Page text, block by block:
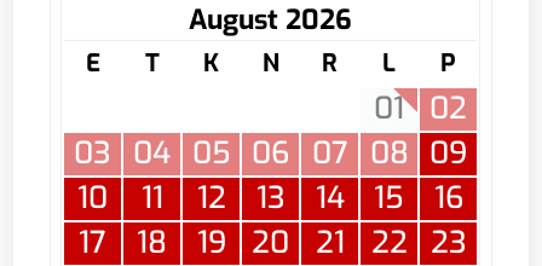
August 2026
E T K N R L P
01
02
03
04 05 06 07 08
09
10
11 12 13 14 15
16
17
18 19 20 21 22
23